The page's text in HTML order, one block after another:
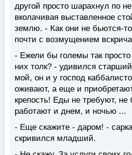
другой просто шарахнул по
вколачивая выставленное
землю. - Как они не бьются-
почти с возмущением
- Ежели бы големы так
них толк? - удивился
мой, он и у господ
оживают, а еще и
крепость! Еды не требуют, не
работают и днем, и ночью ...
- Еще скажите - даром! -
скривился младший.